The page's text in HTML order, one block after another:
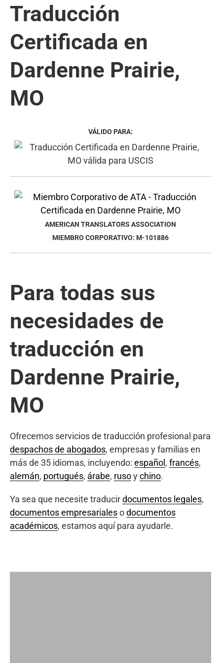
Traducción
Certificada en
Dardenne Prairie,
MO
VÁLIDO PARA:
AMERICAN TRANSLATORS ASSOCIATION
MIEMBRO CORPORATIVO: M-101886
Para todas sus
necesidades de
traducción en
Dardenne Prairie,
MO
Ofrecemos servicios de traducción profesional para
despachos de abogados, empresas y familias en
más de 35 idiomas, incluyendo: español , francés,
alemán, portugués, árabe, rusoychino.
Ya sea que necesite traducirdocumentos legales,
documentos empresarialesodocumentos
académicos, estamos aquí para ayudarle.